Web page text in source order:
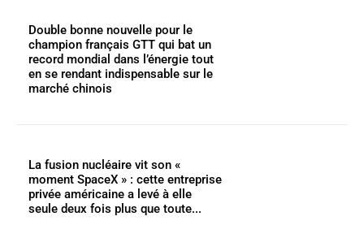
Double bonne nouvelle pour le
champion français GTT qui bat un
record mondial dans l’énergie tout
en se rendant indispensable sur le
marché chinois
La fusion nucléaire vit son «
moment SpaceX » : cette entreprise
privée américaine a levé à elle
seule deux fois plus que toute...